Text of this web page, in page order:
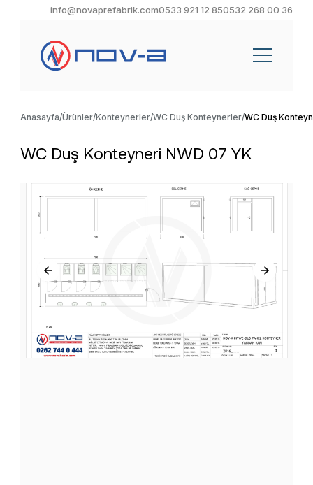
info@novaprefabrik.com0533 921 12 850532 268 00 36
Anasayfa Ürünler Konteynerler WC Duş Konteynerler WC Duş
WC Duş Konteyneri NWD 07 YK